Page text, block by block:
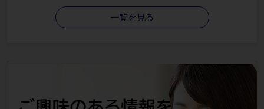
一覧を見る